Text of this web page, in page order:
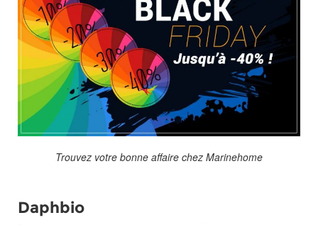
Trouvez votre bonne affaire chez Marinehome
Daphbio